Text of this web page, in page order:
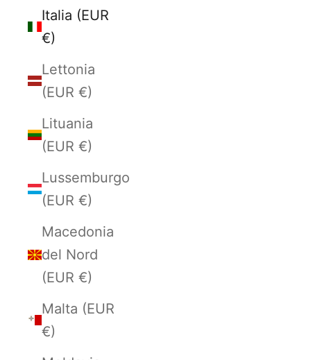
Italia (EUR
€)
Lettonia
(EUR €)
Lituania
(EUR €)
Lussemburgo
(EUR €)
Macedonia
del Nord
(EUR €)
Malta (EUR
€)